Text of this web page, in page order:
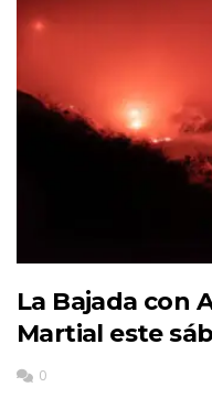
La Bajada con
Martial este
0